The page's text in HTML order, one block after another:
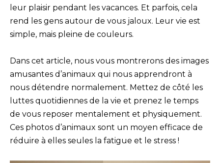
leur plaisir pendant les vacances. Et parfois, cela
rend les gens autour de vous jaloux. Leur vie est
simple, mais pleine de couleurs.
Dans cet article, nous vous montrerons des images
amusantes d’animaux qui nous apprendront à
nous détendre normalement. Mettez de côté les
luttes quotidiennes de la vie et prenez le temps
de vous reposer mentalement et physiquement.
Ces photos d’animaux sont un moyen efficace de
réduire à elles seules la fatigue et le stress !